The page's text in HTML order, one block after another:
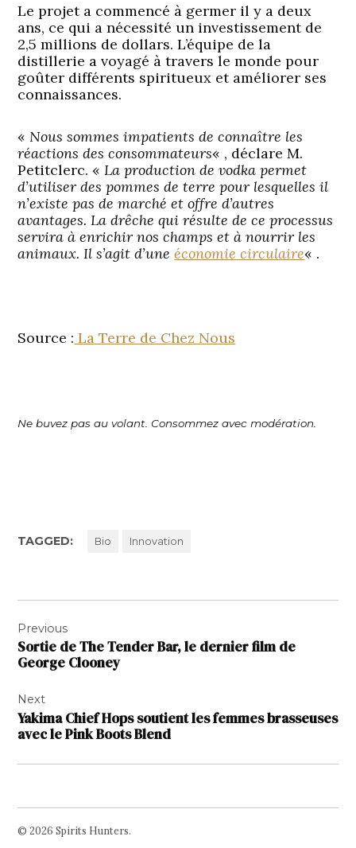
Le projet a commencé à germer il y a deux
ans, ce qui a nécessité un investissement de
2,5 millions de dollars. L’équipe de la
distillerie a voyagé à travers le monde pour
goûter différents spiritueux et améliorer ses
connaissances.
« Nous sommes impatients de connaître les
réactions des consommateurs« , déclare M.
Petitclerc. « La production de vodka permet
d’utiliser des pommes de terre pour lesquelles il
n’existe pas de marché et offre d’autres
avantages. La drêche qui résulte de ce processus
servira à enrichir nos champs et à nourrir les
animaux. Il s’agit d’uneéconomie circulaire« .
Source : La Terre de Chez Nous
Ne buvez pas au volant. Consommez avec modération.
TAGGED: Bio Innovation
de
l’article
Previous
Sortie de The Tender Bar, le dernier film de
George Clooney
Next
Yakima Chief Hops soutient les femmes brasseuses
avec le Pink Boots Blend
© 2026 Spirits Hunters.